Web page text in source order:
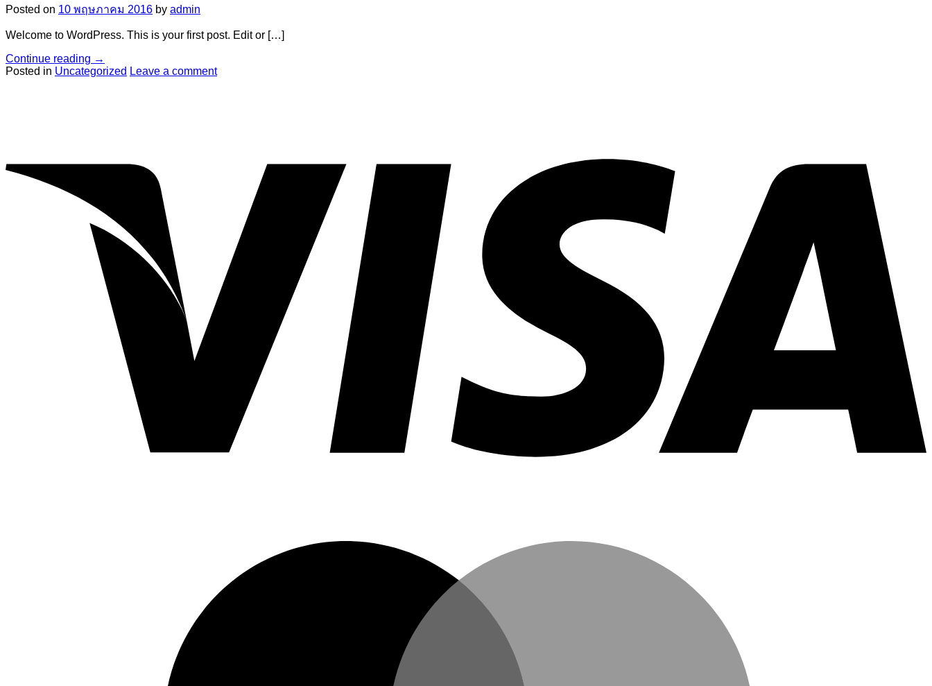
Posted on 10 พฤษภาคม 2016 by admin
Welcome to WordPress. This is your first post. Edit or […]
Continue reading →
Posted in Uncategorized Leave a comment